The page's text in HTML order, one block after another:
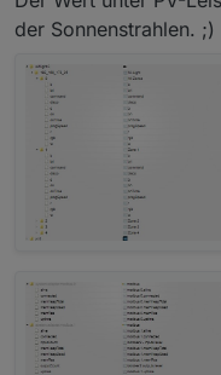
der Sonnenstrahlen. ;)